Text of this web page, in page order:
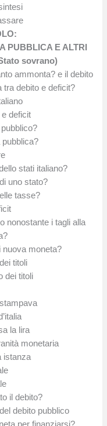
PUBBLICA E ALTRI
sovrano)
ammonta? e il debito
tra debito e deficit?
deficit
stati italiano?
uno stato?
tasse?
nonostante i tagli alla
nuova moneta?
titoli
dei titoli
la lira
monetaria
istanza
il debito?
debito pubblico